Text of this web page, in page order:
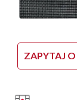
ZAPYTAJ